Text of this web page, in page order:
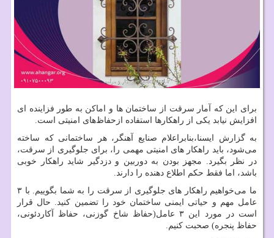
برای این که آمار سرقت از ساختمان ها و اماکن به طور فزاینده ای
افزایش نیابد یکی از راهکارها استفاده ازحفاظ‌های امنیتی است.
به گزارش ایسنا،بنابراعلام صنایع آهنگر، هر ساختمانی که ساخته
می‌شود، باید راهکار های امنیتی مهمی را، برای جلوگیری از سرقت،
در نظر بگیرد. مجهز بودن به دوربین و دزدگیر شاید راهکار خوبی
باشد، اما فقط حکم اطلاع دهنده را دارند.
ما می‌خواهیم راهکار های جلوگیری از سرقت را به شما بگوییم. با ۳
عامل مهم و حیاتی ایمنی ساختمان خود را تضمین کنید. حال قرار
است در مورد این ۳ عامل(حفاظ شاخ گوزنی، حفاظ آکاردئونی،
حفاظ پنجره) صحبت کنیم.